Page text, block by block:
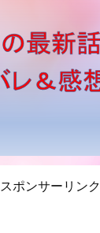
スポンサーリンク